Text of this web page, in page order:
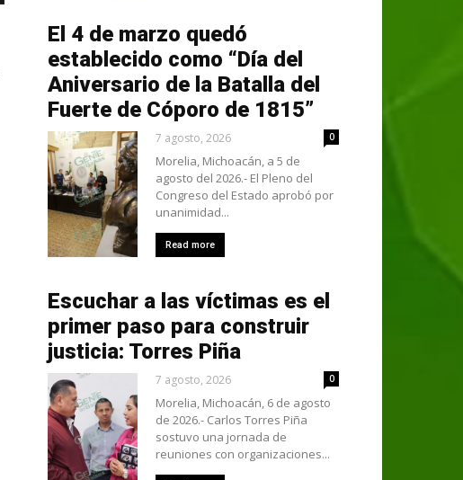
El 4 de marzo quedó
establecido como “Día del
Aniversario de la Batalla del
Fuerte de Cóporo de 1815”
7 agosto, 2026 0
Morelia, Michoacán, a 5 de
agosto del 2026.- El Pleno del
Congreso del Estado aprobó por
unanimidad...
Read more
Escuchar a las víctimas es el
primer paso para construir
justicia: Torres Piña
7 agosto, 2026 0
Morelia, Michoacán, 6 de agosto
de 2026.- Carlos Torres Piña
sostuvo una jornada de
reuniones con organizaciones...